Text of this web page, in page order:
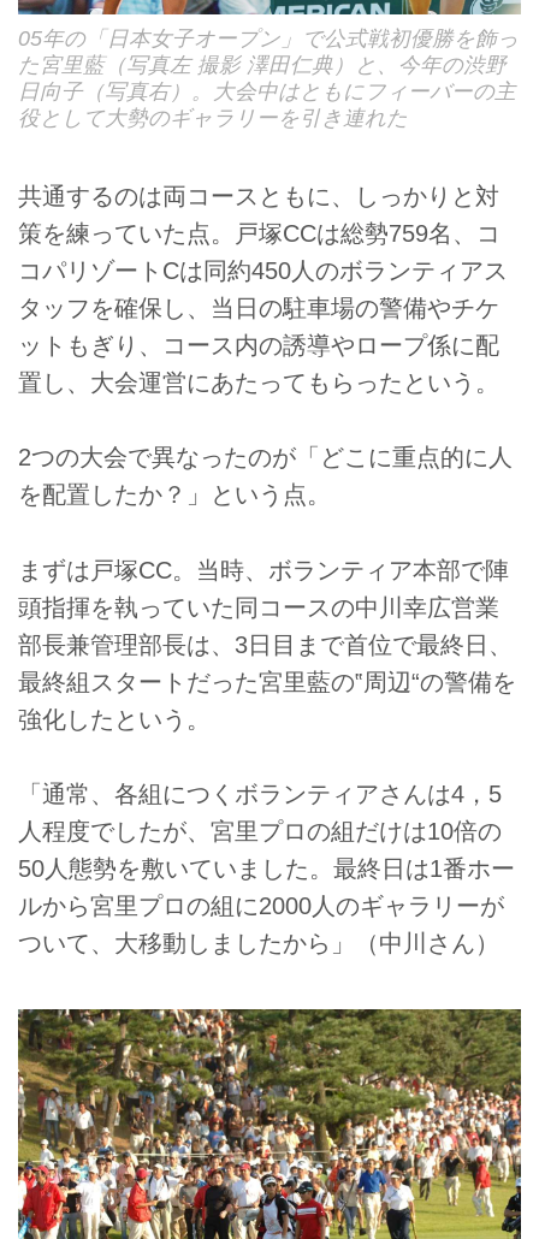
05年の「日本女子オープン」で公式戦初優勝を飾っ
た宮里藍（写真左 撮影 澤田仁典）と、今年の渋野
日向子（写真右）。大会中はともにフィーバーの主
役として大勢のギャラリーを引き連れた
共通するのは両コースともに、しっかりと対
策を練っていた点。戸塚CCは総勢759名、コ
コパリゾートCは同約450人のボランティアス
タッフを確保し、当日の駐車場の警備やチケ
ットもぎり、コース内の誘導やロープ係に配
置し、大会運営にあたってもらったという。
2つの大会で異なったのが「どこに重点的に人
を配置したか？」という点。
まずは戸塚CC。当時、ボランティア本部で陣
頭指揮を執っていた同コースの中川幸広営業
部長兼管理部長は、3日目まで首位で最終日、
最終組スタートだった宮里藍の‟周辺“の警備を
強化したという。
「通常、各組につくボランティアさんは4，5
人程度でしたが、宮里プロの組だけは10倍の
50人態勢を敷いていました。最終日は1番ホー
ルから宮里プロの組に2000人のギャラリーが
ついて、大移動しましたから」（中川さん）